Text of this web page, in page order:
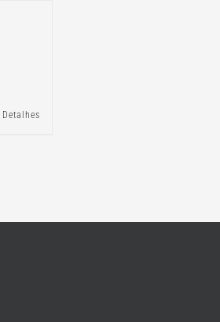
Detalhes